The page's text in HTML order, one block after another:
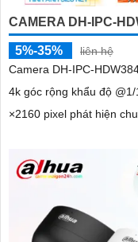
CAMERA DH-IPC-
5%-35%
liên hệ
Camera DH-IPC-
4k góc rộng khẩu độ
×2160 pixel phát hiện